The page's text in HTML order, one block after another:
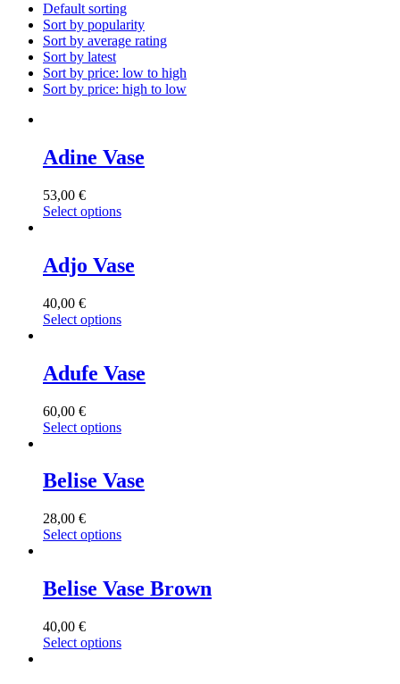
Default sorting
Sort by popularity
Sort by average rating
Sort by latest
Sort by price: low to high
Sort by price: high to low
Adine Vase
53,00 €
Select options
Adjo Vase
40,00 €
Select options
Adufe Vase
60,00 €
Select options
Belise Vase
28,00 €
Select options
Belise Vase Brown
40,00 €
Select options